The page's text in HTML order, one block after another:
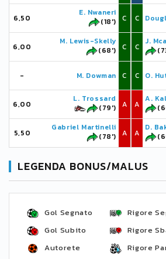
6,50
E. Nwaneri
(18')
C
6,00
M. Lewis-Skelly
(68')
C
- M. Dowman C
6,00
L. Trossard
(79')
A
5,50
Gabriel Martinelli
(78')
A
C
C
J.
C O.
A
A.
A
D.
LEGENDA BONUS/MALUS
Gol Segnato
Gol Subito
Autorete
Rigore
Rigore
Rigore